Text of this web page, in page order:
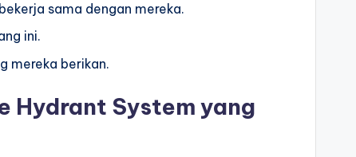
sama dengan mereka.
ini.
mereka berikan.
Hydrant System yang